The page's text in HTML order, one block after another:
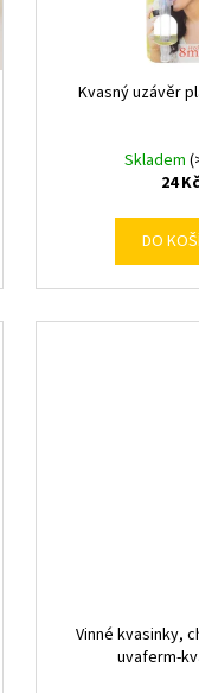
Kvasný uzávěr
Skladem
24 Kč
DO
Vinné kvasinky,
uvaferm-